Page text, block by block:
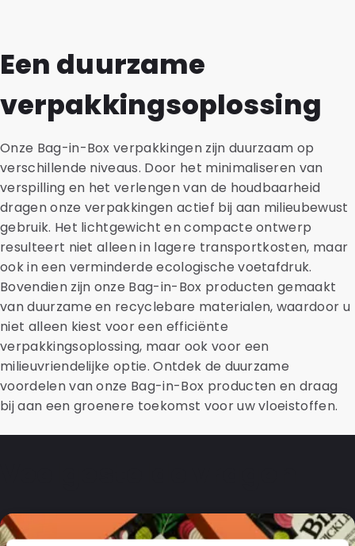
Een duurzame
verpakkingsoplossing
Onze Bag-in-Box verpakkingen zijn duurzaam op
verschillende niveaus. Door het minimaliseren van
verspilling en het verlengen van de houdbaarheid
dragen onze verpakkingen actief bij aan milieubewust
gebruik. Het lichtgewicht en compacte ontwerp
resulteert niet alleen in lagere transportkosten, maar
ook in een verminderde ecologische voetafdruk.
Bovendien zijn onze Bag-in-Box producten gemaakt
van duurzame en recyclebare materialen, waardoor u
niet alleen kiest voor een efficiënte
verpakkingsoplossing, maar ook voor een
milieuvriendelijke optie. Ontdek de duurzame
voordelen van onze Bag-in-Box producten en draag
bij aan een groenere toekomst voor uw vloeistoffen.